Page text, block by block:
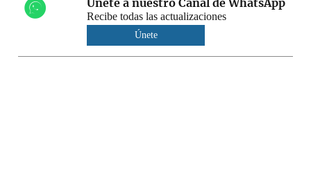
Únete a nuestro Canal de WhatsApp
Recibe todas las actualizaciones
Únete